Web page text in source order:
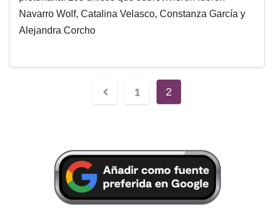
Navarro Wolf, Catalina Velasco, Constanza García y
Alejandra Corcho
1 2